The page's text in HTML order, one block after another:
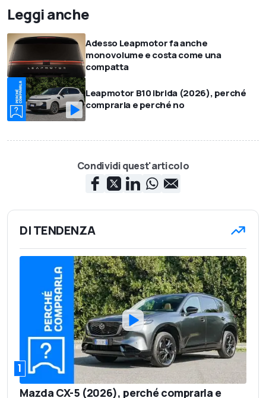
Leggi anche
Adesso Leapmotor fa anche
monovolume e costa come una
compatta
Leapmotor B10 ibrida (2026), perché
comprarla e perché no
Condividi quest'articolo
DI TENDENZA
1
Mazda CX-5 (2026), perché comprarla e